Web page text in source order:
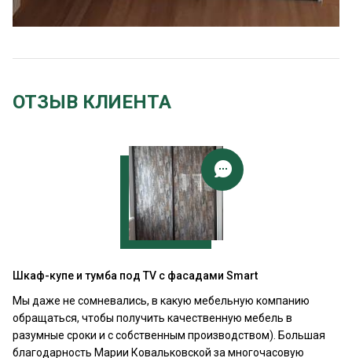
ОТЗЫВ КЛИЕНТА
Шкаф-купе и тумба под TV с фасадами Smart
Мы даже не сомневались, в какую мебельную компанию
обращаться, чтобы получить качественную мебель в
разумные сроки и с собственным производством). Большая
благодарность Марии Ковальковской за многочасовую